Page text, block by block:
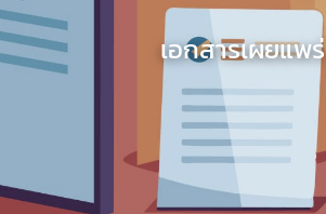
เอกสารเผยแพร่